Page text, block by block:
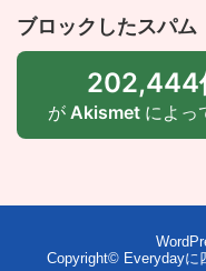
ブロックしたスパム
202,444
が Akismetによっ
Copyright© Everydayに